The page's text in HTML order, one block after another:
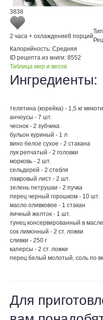
3838
2 часа + охлаждение8 порций
Калорийность: Средняя
ID рецепта из книги: 8552
Таблица мер и весов
Ингредиенты:
телятина (корейка) - 1,5 кг мякоти
анчоусы - 7 шт.
чеснок - 2 зубчика
бульон куриный - 1 л
вино белое сухое - 2 стакана
лук репчатый - 2 головки
морковь - 2 шт.
сельдерей - 2 стебля
лавровый лист - 2 шт.
зелень петрушки - 2 пучка
перец черный горошком - 10 шт.
масло оливковое - 1 стакан
яичный желток - 1 шт.
тунец консервированный в
сок лимонный - 2 ст. ложки
сливки - 250 г
каперсы - 2 ст. ложки
перец белый молотый, соль по
Для